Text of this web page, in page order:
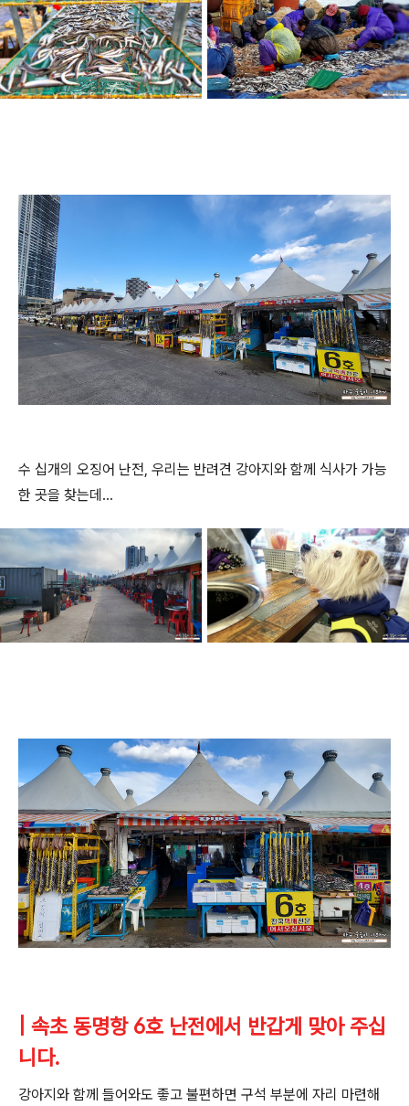
수 십개의 오징어 난전, 우리는 반려견 강아지와 함께 식사가 가능
한 곳을 찾는데...
| 속초 동명항 6호 난전에서 반갑게 맞아 주십
니다.
강아지와 함께 들어와도 좋고 불편하면 구석 부분에 자리 마련해